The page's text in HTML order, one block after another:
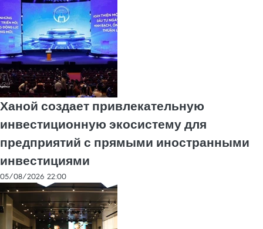
Ханой создает привлекательную
инвестиционную экосистему для
предприятий с прямыми иностранными
инвестициями
05/08/2026 22:00